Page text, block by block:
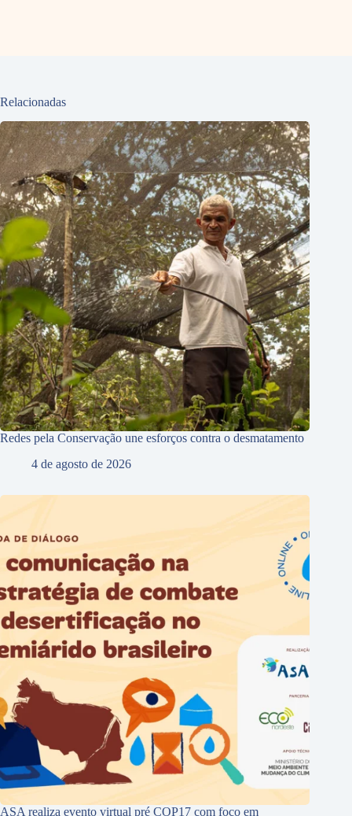
Relacionadas
Redes pela Conservação une esforços contra o desmatamento
4 de agosto de 2026
ASA realiza evento virtual pré COP17 com foco em